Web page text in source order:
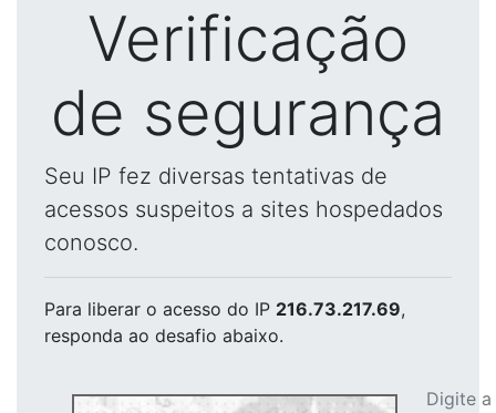
Verificação
de segurança
Seu IP fez diversas tentativas de
acessos suspeitos a sites hospedados
conosco.
Para liberar o acesso do IP 216.73.217.69,
responda ao desafio abaixo.
Digite